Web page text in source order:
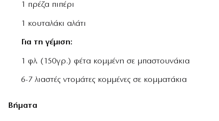
1 πρέζα πιπέρι
1 κουταλάκι αλάτι
Για τη γέμιση:
1 φλ. (150γρ.) φέτα κομμένη σε μπαστουνάκια
6-7 λιαστές ντομάτες κομμένες σε κομματάκια
Βήματα